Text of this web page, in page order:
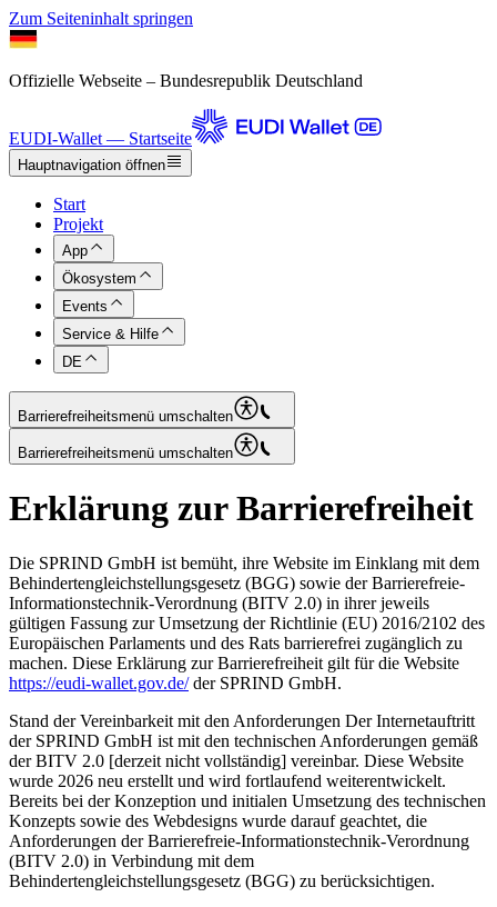
Zum Seiteninhalt springen
Offizielle Webseite – Bundesrepublik Deutschland
EUDI-Wallet — Startseite
Hauptnavigation öffnen
Start
Projekt
App
Ökosystem
Events
Service & Hilfe
DE
Barrierefreiheitsmenü umschalten
Barrierefreiheitsmenü umschalten
Erklärung zur Barrierefreiheit
Die SPRIND GmbH ist bemüht, ihre Website im Einklang mit dem
Behindertengleichstellungsgesetz (BGG) sowie der Barrierefreie-
Informationstechnik-Verordnung (BITV 2.0) in ihrer jeweils
gültigen Fassung zur Umsetzung der Richtlinie (EU) 2016/2102 des
Europäischen Parlaments und des Rats barrierefrei zugänglich zu
machen. Diese Erklärung zur Barrierefreiheit gilt für die Website
https://eudi-wallet.gov.de/der SPRIND GmbH.
Stand der Vereinbarkeit mit den Anforderungen Der Internetauftritt
der SPRIND GmbH ist mit den technischen Anforderungen gemäß
der BITV 2.0 [derzeit nicht vollständig] vereinbar. Diese Website
wurde 2026 neu erstellt und wird fortlaufend weiterentwickelt.
Bereits bei der Konzeption und initialen Umsetzung des technischen
Konzepts sowie des Webdesigns wurde darauf geachtet, die
Anforderungen der Barrierefreie-Informationstechnik-Verordnung
(BITV 2.0) in Verbindung mit dem
Behindertengleichstellungsgesetz (BGG) zu berücksichtigen.